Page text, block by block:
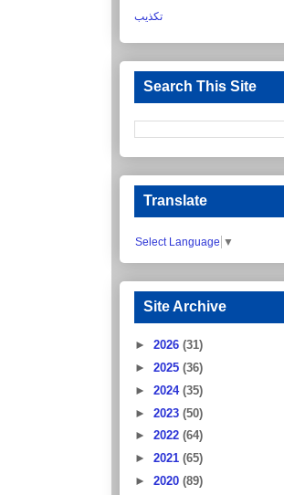
تکذیب
Search This Site
Translate
Select Language ▼
Site Archive
► 2026 (31)
► 2025 (36)
► 2024 (35)
► 2023 (50)
► 2022 (64)
► 2021 (65)
► 2020 (89)